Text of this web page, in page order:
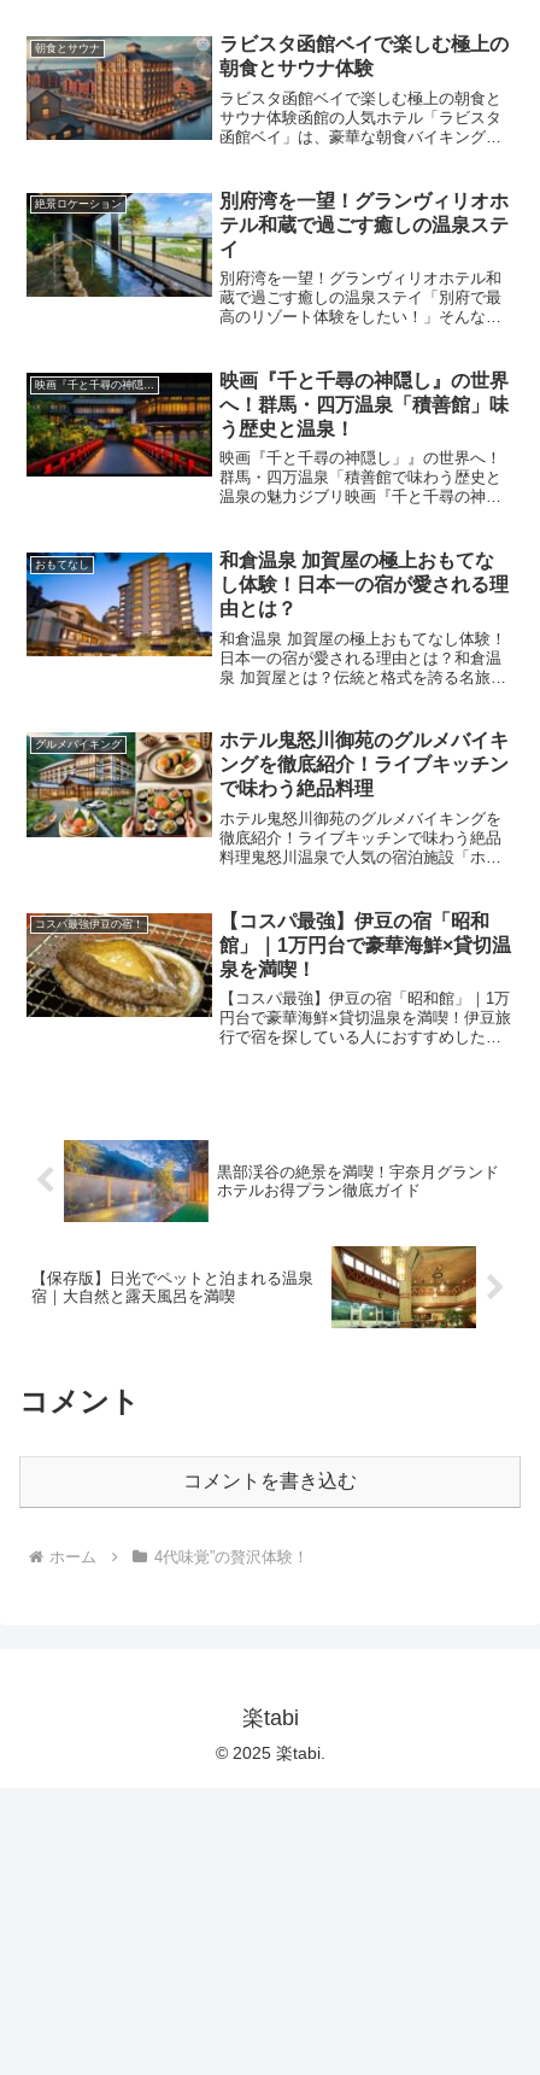
朝食とサウナ
ラビスタ函館ベイで楽しむ極上の
朝食とサウナ体験
ラビスタ函館ベイで楽しむ極上の朝食と
サウナ体験函館の人気ホテル「ラビスタ
函館ベイ」は、豪華な朝食バイキングと
朝食は「日本一」とも称されるほどの人
気ぶり。さらに、最上階に...
絶景ロケーション
別府湾を一望！グランヴィリオホ
テル和蔵で過ごす癒しの温泉ステ
イ
別府湾を一望！グランヴィリオホテル和
蔵で過ごす癒しの温泉ステイ「別府で最
高のリゾート体験をしたい！」そんな方
ョンと上質な和の空間、天然温泉、地元
食材を活かした料理が...
映画『千と千尋の神隠し』の世界へ！
映画『千と千尋の神隠し』の世界
へ！群馬・四万温泉「積善館」味
う歴史と温泉！
映画『千と千尋の神隠し」』の世界へ！
群馬・四万温泉「積善館で味わう歴史と
温泉の魅力ジブリ映画『千と千尋の神隠
デルの一つとされるのが、群馬県の四万
温泉にある「積善館」で...
おもてなし
和倉温泉 加賀屋の極上おもてな
し体験！日本一の宿が愛される理
由とは？
和倉温泉 加賀屋の極上おもてなし体験！
日本一の宿が愛される理由とは？和倉温
泉 加賀屋とは？伝統と格式を誇る名旅館
年の老舗で、「プロが選ぶ日本のホテ
ル・旅館100選」...
グルメバイキング
ホテル鬼怒川御苑のグルメバイキ
ングを徹底紹介！ライブキッチン
で味わう絶品料理
ホテル鬼怒川御苑のグルメバイキングを
徹底紹介！ライブキッチンで味わう絶品
料理鬼怒川温泉で人気の宿泊施設「ホテ
す。ライブキッチンでシェフが目の前で
調理するステーキや天ぷら、...
コスパ最強伊豆の宿！
【コスパ最強】伊豆の宿「昭和
館」｜1万円台で豪華海鮮×貸切温
泉を満喫！
【コスパ最強】伊豆の宿「昭和館」｜1万
円台で豪華海鮮×貸切温泉を満喫！伊豆旅
行で宿を探している人におすすめしたい
黒部渓谷の絶景を満喫！宇奈月グランド
ホテルお得プラン徹底ガイド
【保存版】日光でペットと泊まれる温泉
宿｜大自然と露天風呂を満喫
コメント
コメントを書き込む
ホーム 4代味覚”の贅沢体験！
楽tabi
© 2025 楽tabi.